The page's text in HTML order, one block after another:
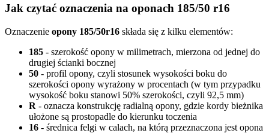
Jak czytać oznaczenia na oponach 185/50 r16
Oznaczenie opony 185/50r16 składa się z kilku elementów:
185 - szerokość opony w milimetrach, mierzona od jednej do
drugiej ścianki bocznej
50 - profil opony, czyli stosunek wysokości boku do
szerokości opony wyrażony w procentach (w tym przypadku
wysokość boku stanowi 50% szerokości, czyli 92,5 mm)
R - oznacza konstrukcję radialną opony, gdzie kordy bieżnika
ułożone są prostopadle do kierunku toczenia
16 - średnica felgi w calach, na którą przeznaczona jest opona